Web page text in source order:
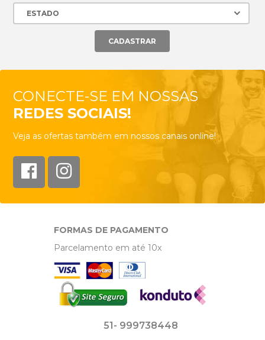
CONECTE-SE EM NOSSAS
REDES SOCIAIS!
Veja as ofertas também em nossos canais online!
FORMAS DE PAGAMENTO
Parcelamento em até 10x
51- 999738448